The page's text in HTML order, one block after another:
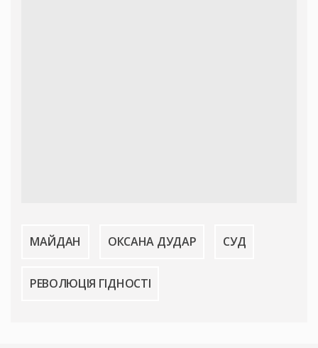
МАЙДАН ОКСАНА ДУДАР СУД
РЕВОЛЮЦІЯ ГІДНОСТІ